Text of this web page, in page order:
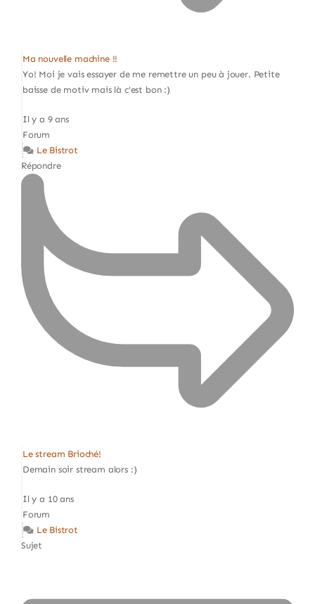
Ma nouvelle machine !!
Yo! Moi je vais essayer de me remettre un peu à jouer. Petite
baisse de motiv mais là c'est bon :)
Il y a 9 ans
Forum
Le Bistrot
Répondre
Le stream Brioché!
Demain soir stream alors :)
Il y a 10 ans
Forum
Le Bistrot
Sujet